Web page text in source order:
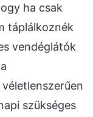
ha csak
táplálkoznék
vendéglátók
szükséges